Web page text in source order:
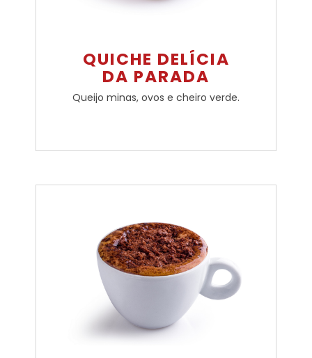
QUICHE DELÍCIA
DA PARADA
Queijo minas, ovos e cheiro verde.